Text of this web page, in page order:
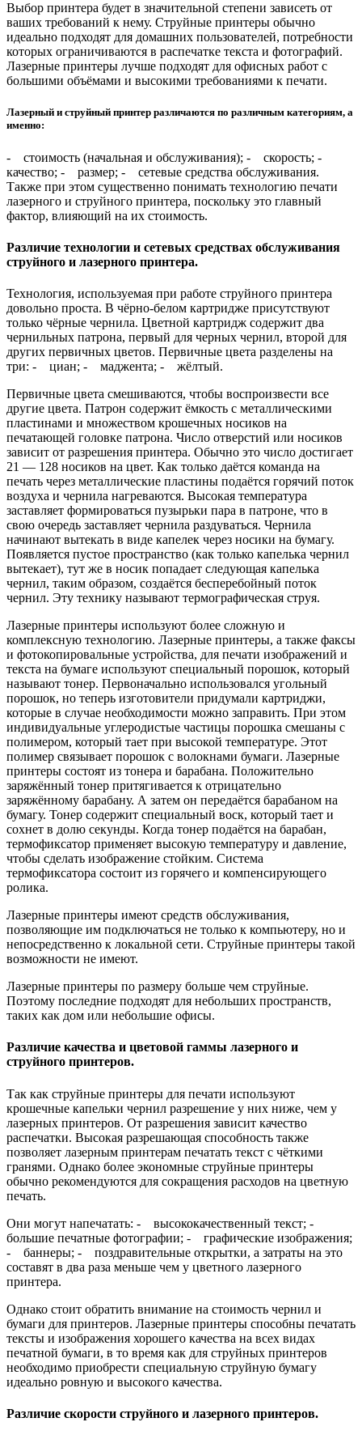
Выбор принтера будет в значительной степени зависеть от
ваших требований к нему. Струйные принтеры обычно
идеально подходят для домашних пользователей, потребности
которых ограничиваются в распечатке текста и фотографий.
Лазерные принтеры лучше подходят для офисных работ с
большими объёмами и высокими требованиями к печати.
Лазерный и струйный принтер различаются по различным категориям, а
именно:
- стоимость (начальная и обслуживания); - скорость; -
качество; - размер; - сетевые средства обслуживания.
Также при этом существенно понимать технологию печати
лазерного и струйного принтера, поскольку это главный
фактор, влияющий на их стоимость.
Различие технологии и сетевых средствах обслуживания
струйного и лазерного принтера.
Технология, используемая при работе струйного принтера
довольно проста. В чёрно-белом картридже присутствуют
только чёрные чернила. Цветной картридж содержит два
чернильных патрона, первый для черных чернил, второй для
других первичных цветов. Первичные цвета разделены на
три: - циан; - маджента; - жёлтый.
Первичные цвета смешиваются, чтобы воспроизвести все
другие цвета. Патрон содержит ёмкость с металлическими
пластинами и множеством крошечных носиков на
печатающей головке патрона. Число отверстий или носиков
зависит от разрешения принтера. Обычно это число достигает
21 — 128 носиков на цвет. Как только даётся команда на
печать через металлические пластины подаётся горячий поток
воздуха и чернила нагреваются. Высокая температура
заставляет формироваться пузырьки пара в патроне, что в
свою очередь заставляет чернила раздуваться. Чернила
начинают вытекать в виде капелек через носики на бумагу.
Появляется пустое пространство (как только капелька чернил
вытекает), тут же в носик попадает следующая капелька
чернил, таким образом, создаётся бесперебойный поток
чернил. Эту технику называют термографическая струя.
Лазерные принтеры используют более сложную и
комплексную технологию. Лазерные принтеры, а также факсы
и фотокопировальные устройства, для печати изображений и
текста на бумаге используют специальный порошок, который
называют тонер. Первоначально использовался угольный
порошок, но теперь изготовители придумали картриджи,
которые в случае необходимости можно заправить. При этом
индивидуальные углеродистые частицы порошка смешаны с
полимером, который тает при высокой температуре. Этот
полимер связывает порошок с волокнами бумаги. Лазерные
принтеры состоят из тонера и барабана. Положительно
заряжённый тонер притягивается к отрицательно
заряжённому барабану. А затем он передаётся барабаном на
бумагу. Тонер содержит специальный воск, который тает и
сохнет в долю секунды. Когда тонер подаётся на барабан,
термофиксатор применяет высокую температуру и давление,
чтобы сделать изображение стойким. Система
термофиксатора состоит из горячего и компенсирующего
ролика.
Лазерные принтеры имеют средств обслуживания,
позволяющие им подключаться не только к компьютеру, но и
непосредственно к локальной сети. Струйные принтеры такой
возможности не имеют.
Лазерные принтеры по размеру больше чем струйные.
Поэтому последние подходят для небольших пространств,
таких как дом или небольшие офисы.
Различие качества и цветовой гаммы лазерного и
струйного принтеров.
Так как струйные принтеры для печати используют
крошечные капельки чернил разрешение у них ниже, чем у
лазерных принтеров. От разрешения зависит качество
распечатки. Высокая разрешающая способность также
позволяет лазерным принтерам печатать текст с чёткими
гранями. Однако более экономные струйные принтеры
обычно рекомендуются для сокращения расходов на цветную
печать.
Они могут напечатать: - высококачественный текст; -
большие печатные фотографии; - графические изображения;
- баннеры; - поздравительные открытки, а затраты на это
составят в два раза меньше чем у цветного лазерного
принтера.
Однако стоит обратить внимание на стоимость чернил и
бумаги для принтеров. Лазерные принтеры способны печатать
тексты и изображения хорошего качества на всех видах
печатной бумаги, в то время как для струйных принтеров
необходимо приобрести специальную струйную бумагу
идеально ровную и высокого качества.
Различие скорости струйного и лазерного принтеров.